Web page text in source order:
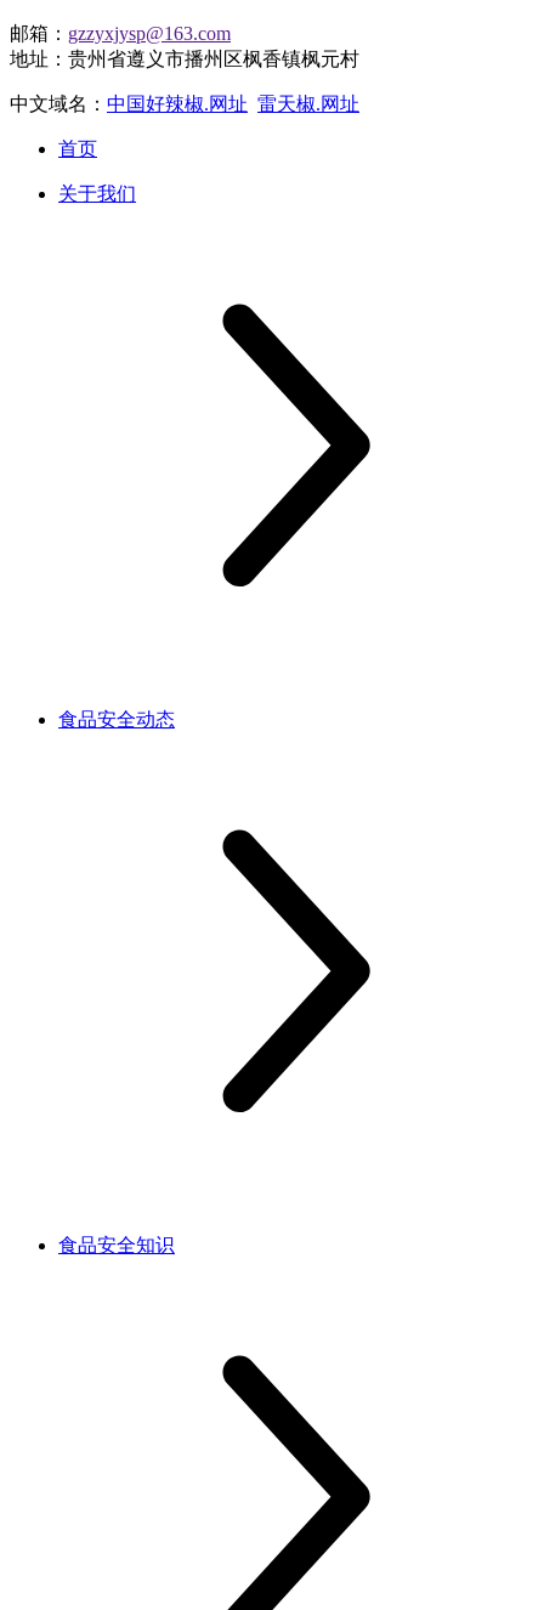
邮箱： gzzyxjysp@163.com
地址：贵州省遵义市播州区枫香镇枫元村
中文域名： 中国好辣椒.网址 雷天椒.网址
首页
关于我们
食品安全动态
食品安全知识